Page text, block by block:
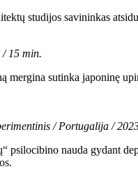
studijos savininkas
15 min.
mergina sutinka japoninę
/ Portugalija /
psilocibino nauda gydant